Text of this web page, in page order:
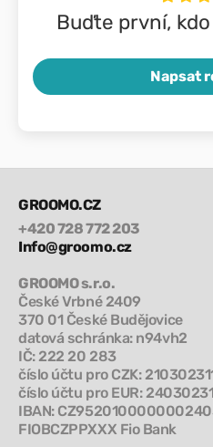
Buďte první,
Napsat
GROOMO.CZ
+420 728 772 203
Info@groomo.cz
GROOMO s.r.o.
České Vrbné 2409
370 01 České Budějovice
datová schránka: n94vh2
IČ: 222 20 283
číslo účtu pro CZK:
číslo účtu pro EUR:
IBAN:
FIOBCZPPXXX Fio Bank